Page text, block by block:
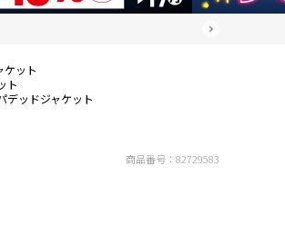
ケット
ト
デッドジャケット
商品番号： 82729583